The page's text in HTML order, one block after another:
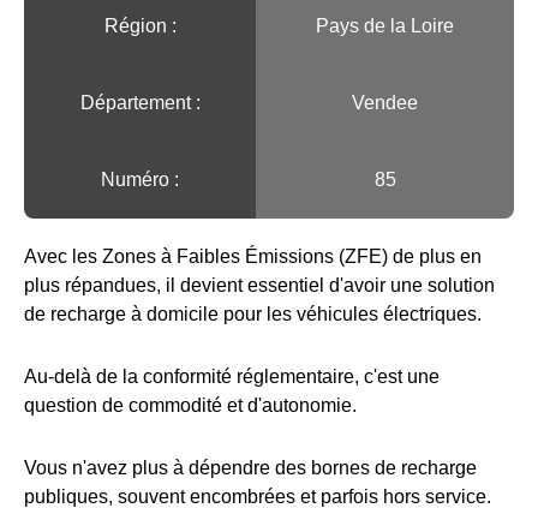
Région :️ Pays de la Loire
Département : Vendee
Numéro : 85
Avec les Zones à Faibles Émissions (ZFE) de plus en
plus répandues, il devient essentiel d'avoir une solution
de recharge à domicile pour les véhicules électriques.
Au-delà de la conformité réglementaire, c'est une
question de commodité et d'autonomie.
Vous n'avez plus à dépendre des bornes de recharge
publiques, souvent encombrées et parfois hors service.